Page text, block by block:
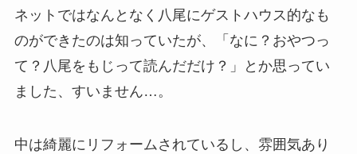
ネットではなんとなく八尾にゲストハウス的なも
のができたのは知っていたが、「なに？おやつっ
て？八尾をもじって読んだだけ？」とか思ってい
ました、すいません…。
中は綺麗にリフォームされているし、雰囲気あり